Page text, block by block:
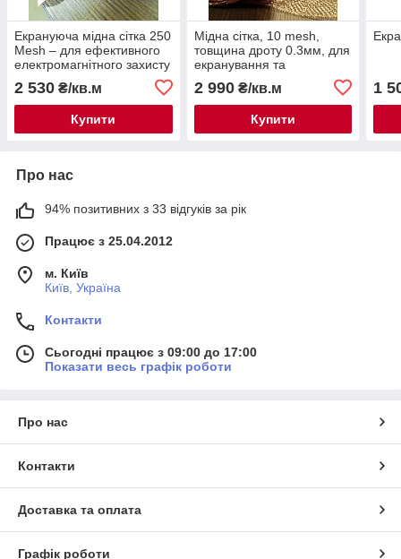
Екрануюча мідна сітка 250
Mesh – для ефективного
електромагнітного захисту
2 530 ₴/кв.м
Купити
Мідна сітка, 10 mesh,
товщина дроту 0.3мм, для
екранування та
2 990₴/кв.м
Купити
1
Про нас
94% позитивних з 33 відгуків за рік
Працює з 25.04.2012
м. Київ
Київ, Україна
Контакти
Сьогодні працює з 09:00 до 17:00
Показати весь графік роботи
Про нас
Контакти
Доставка та оплата
Графік роботи